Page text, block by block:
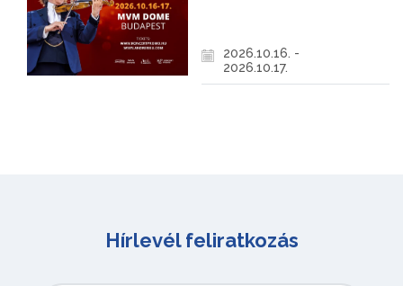
2026.10.16. -
2026.10.17.
Hírlevél feliratkozás